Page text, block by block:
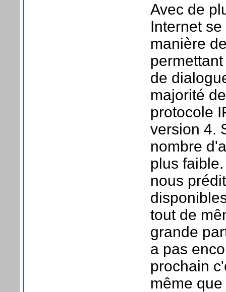
Avec de
Internet
manière
de
majorité
protocole
version 4.
nombre
plus
nous
tout de
grande
a pas
prochain
même